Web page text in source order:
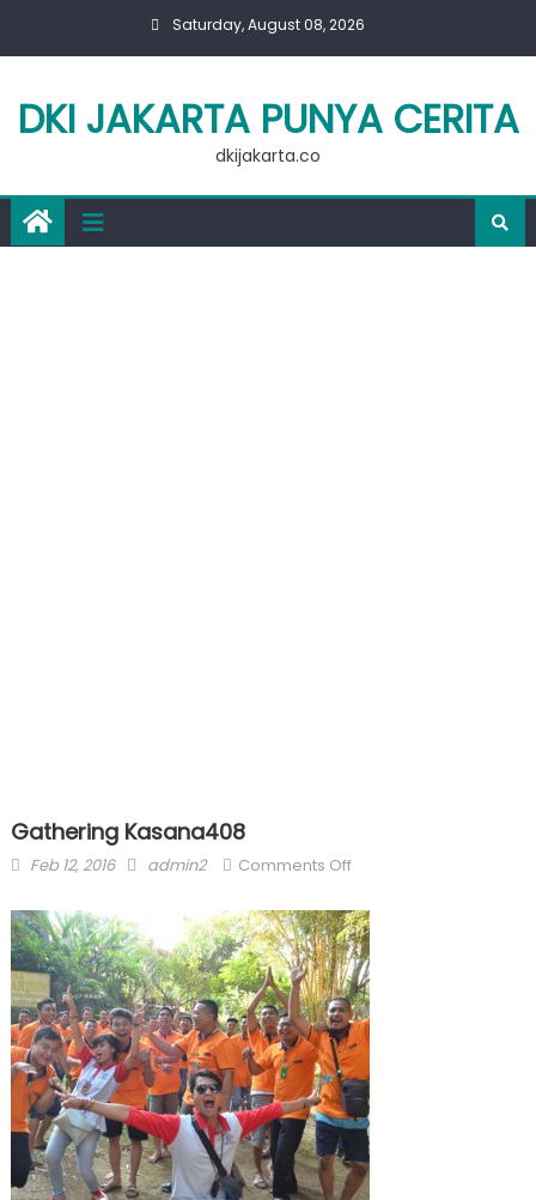
Saturday, August 08, 2026
DKI JAKARTA PUNYA CERITA
dkijakarta.co
Gathering Kasana408
Posted
Feb 12, 2016 Author
admin2 Comments Offon
Kasana408